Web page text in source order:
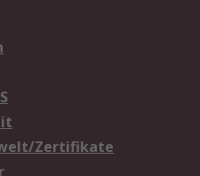
Zertifikate